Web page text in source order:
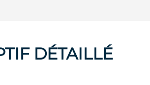
DÉTAILLÉ